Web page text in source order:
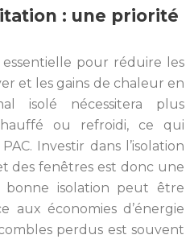
: une priorité
pour réduire les
et les gains de chaleur en
isolé nécessitera plus
ou refroidi, ce qui
Investir dans l’isolation
des fenêtres est donc une
bonne isolation peut être
aux économies d’énergie
combles perdus est souvent